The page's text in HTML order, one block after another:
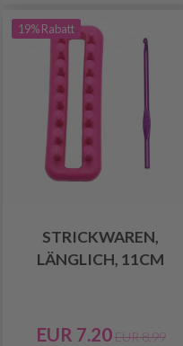
19% Rabatt
STRICKWAREN,
LÄNGLICH, 11CM
EUR 7.20 EUR 8.99